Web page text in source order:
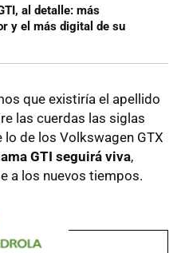
al detalle: más
y el más digital de su
que existiría el apellido
las cuerdas las siglas
lo de los Volkswagen GTX
GTI seguirá viva,
a los nuevos tiempos.